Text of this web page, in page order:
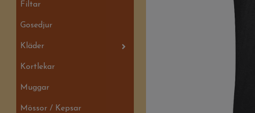
Filtar
Gosedjur
Kläder
Kortlekar
Muggar
Mössor / Kepsar